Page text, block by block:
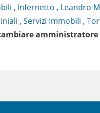
, Infernetto , Leandro
, Servizi Immobili ,